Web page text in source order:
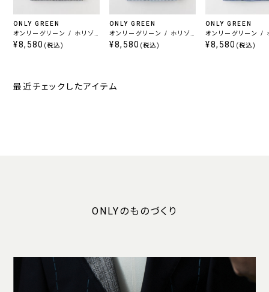
ONLY GREEN
オンリーグリーン / ホリゾ
ンタル ブラウン
¥8,580 (税込)
ONLY GREEN
オンリーグリーン / ホリゾ
ンタル ストライプ
¥8,580 (税込)
ONLY GREEN
オンリーグリーン / ホリゾ
ンタル ブルー
¥8,580 (税込)
最近チェックしたアイテム
ONLYのものづくり